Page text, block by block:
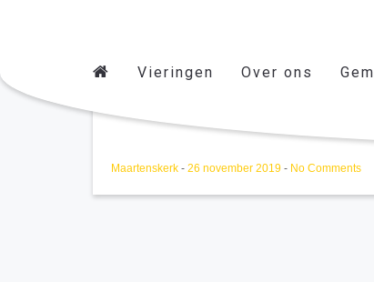
Vieringen Over ons
Maartenskerk - 26 november 2019 - No Comments